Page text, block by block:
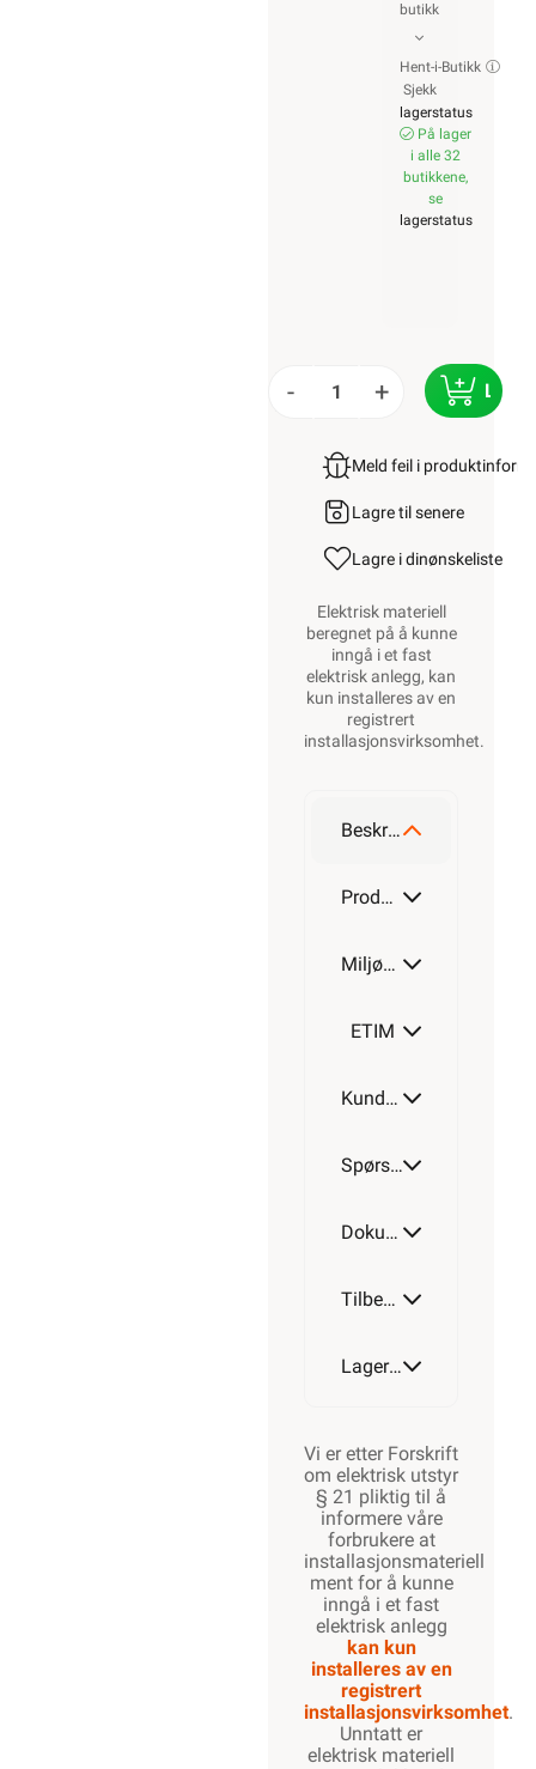
butikk
Hent-i-Butikk
Sjekk
lagerstatus
På lager
i alle 32
butikkene,
se
lagerstatus
- +
Meld feil i
Lagre til senere
Lagre i dinønskeliste
Elektrisk materiell
beregnet på å kunne
inngå i et fast
elektrisk anlegg, kan
kun installeres av en
registrert
installasjonsvirksomhet.
Beskrivelse
Produktdetaljer
Miljøparametere
ETIM
Kundeomtale
Spørsmål og svar
Dokumentasjon
Tilbehør
Lagerstatus
Vi er etter Forskrift
om elektrisk utstyr
§ 21 pliktig til å
informere våre
forbrukere at
installasjonsmateriell
ment for å kunne
inngå i et fast
elektrisk anlegg
kan kun
installeres av en
registrert
installasjonsvirksomhet.
Unntatt er
elektrisk materiell